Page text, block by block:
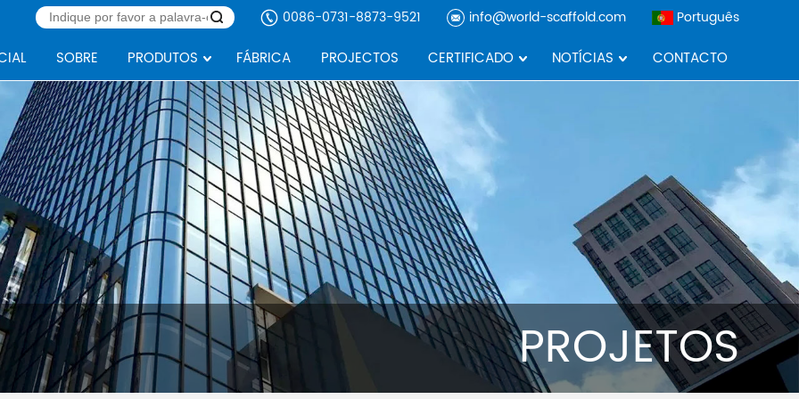
0086-0731-8873-9521 info@world-scaffold.com Português
SOBRE PRODUTOS FÁBRICA PROJECTOS CERTIFICADO NOTÍCIAS CONTACTO
PROJETOS